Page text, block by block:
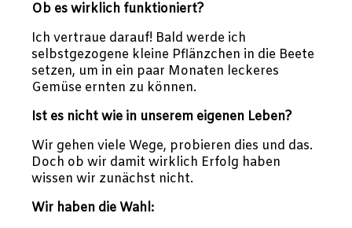
Ob es wirklich funktioniert?
Ich vertraue darauf! Bald werde ich
selbstgezogene kleine Pflänzchen in die Beete
setzen, um in ein paar Monaten leckeres
Gemüse ernten zu können.
Ist es nicht wie in unserem eigenen Leben?
Wir gehen viele Wege, probieren dies und das.
Doch ob wir damit wirklich Erfolg haben
wissen wir zunächst nicht.
Wir haben die Wahl: